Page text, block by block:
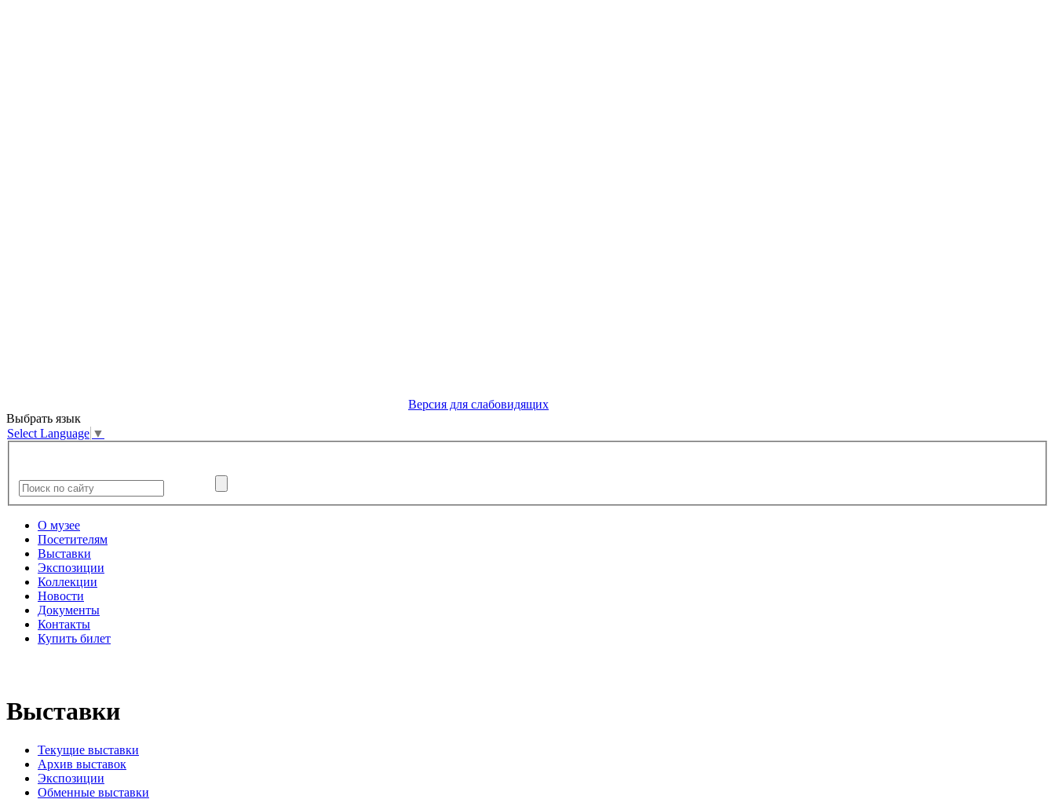
Версия для слабовидящих
Выбрать язык
Select Language ▼
О музее
Посетителям
Выставки
Экспозиции
Коллекции
Новости
Документы
Контакты
Купить билет
Выставки
Текущие выставки
Архив выставок
Экспозиции
Обменные выставки